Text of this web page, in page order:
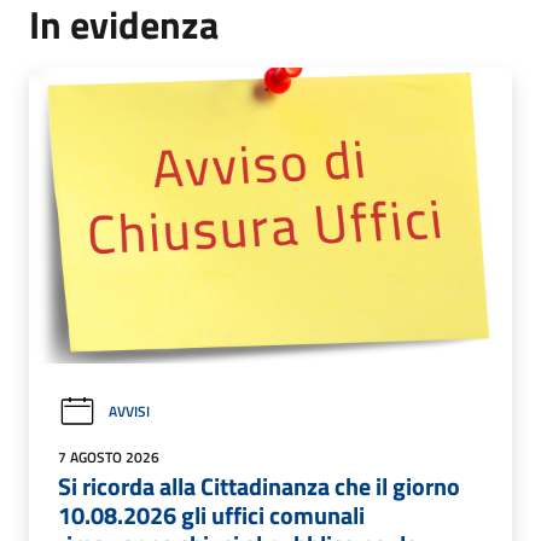
In evidenza
AVVISI
7 AGOSTO 2026
Si ricorda alla Cittadinanza che il giorno
10.08.2026 gli uffici comunali